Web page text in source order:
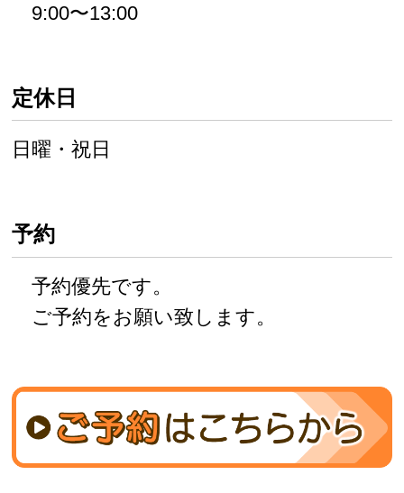
9:00〜13:00
定休日
日曜・祝日
予約
予約優先です。
ご予約をお願い致します。